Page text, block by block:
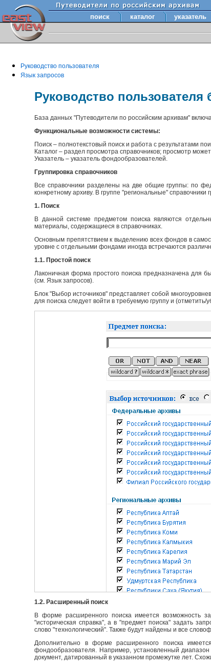
поиск каталог указатель
Руководство пользователя
Язык запросов
Руководство
База данных "Путеводители по российским архивам"
Функциональные возможности системы:
Поиск – полнотекстовый поиск и работа с результатами
Каталог – раздел просмотра справочников; просмотр
Указатель – указатель фондообразователей.
Группировка справочников
Все справочники разделены на две общие группы: по
конкретному архиву. В группе "региональные"
1. Поиск
В данной системе предметом поиска являются
материалы, содержащиеся в справочниках.
Основным препятствием к выделению всех фондов в
уровне с отдельными фондами иногда встречаются
1.1. Простой поиск
Лаконичная форма простого поиска предназначена для
(см. Язык запросов).
Блок "Выбор источников" представляет собой
для поиска следует войти в требуемую группу и
1.2. Расширенный поиск
В форме расширенного поиска имеется возможность
"историческая справка", а в "предмет поиска" задать
слово "технологический". Также будут найдены и все
Дополнительно в форме расширенного поиска
фондообразователя. Например, установленный
документ, датированный в указанном промежутке лет.